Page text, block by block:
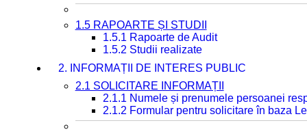
1.5 RAPOARTE ȘI STUDII
1.5.1 Rapoarte de Audit
1.5.2 Studii realizate
2. INFORMAȚII DE INTERES PUBLIC
2.1 SOLICITARE INFORMAȚII
2.1.1 Numele și prenumele persoanei
2.1.2 Formular pentru solicitare în baza